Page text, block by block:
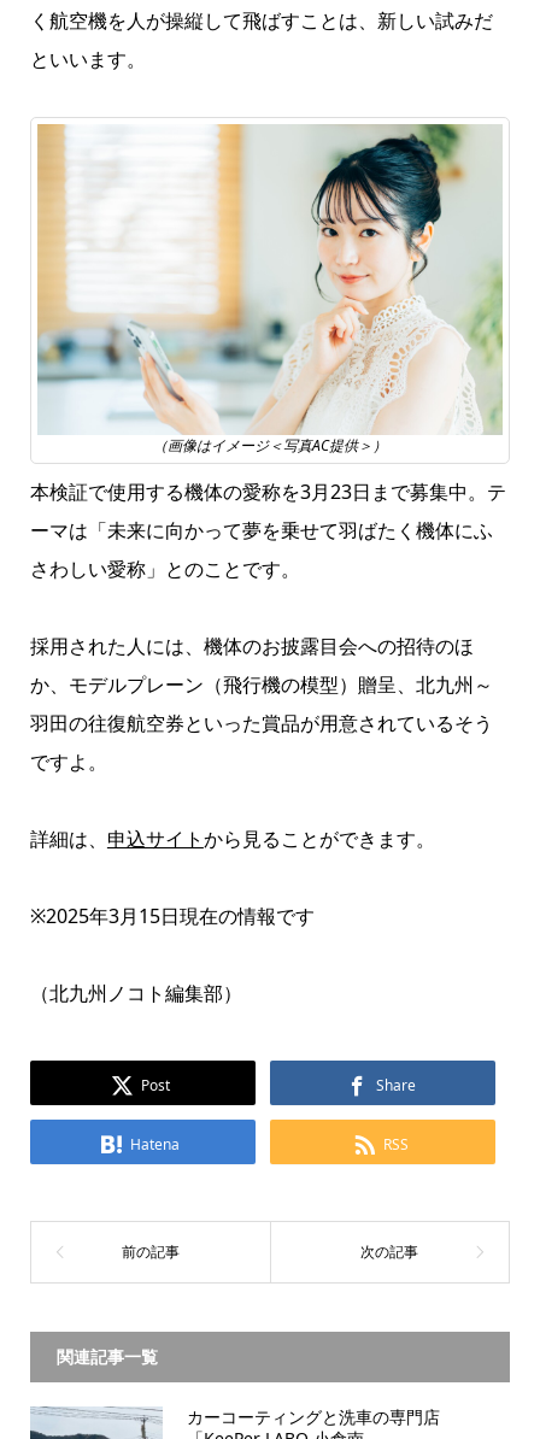
く航空機を人が操縦して飛ばすことは、新しい試みだ
といいます。
（画像はイメージ＜写真AC提供＞）
本検証で使用する機体の愛称を3月23日まで募集中。テ
ーマは「未来に向かって夢を乗せて羽ばたく機体にふ
さわしい愛称」とのことです。
採用された人には、機体のお披露目会への招待のほ
か、モデルプレーン（飛行機の模型）贈呈、北九州～
羽田の往復航空券といった賞品が用意されているそう
ですよ。
詳細は、 申込サイトから見ることができます。
※2025年3月15日現在の情報です
（北九州ノコト編集部）
Post Share
Hatena RSS
関連記事一覧
カーコーティングと洗車の専門店